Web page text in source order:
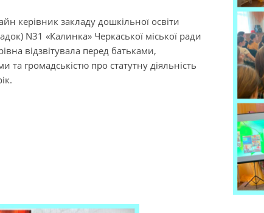
керівник закладу дошкільної освіти
N31 «Калинка» Черкаської міської ради
відзвітувала перед батьками,
та громадськістю про статутну діяльність